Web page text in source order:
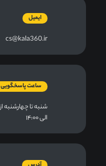
ایمیل
cs@kala360.ir
ساعت پاسخگویی
الی ۱۴:۰۰